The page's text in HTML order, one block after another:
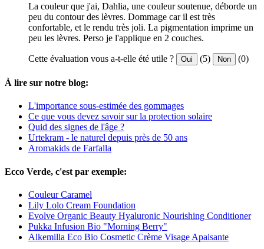
La couleur que j'ai, Dahlia, une couleur soutenue, déborde un
peu du contour des lèvres. Dommage car il est très
confortable, et le rendu très joli. La pigmentation imprime un
peu les lèvres. Perso je l'applique en 2 couches.
Cette évaluation vous a-t-elle été utile ? Oui (5) Non (0)
À lire sur notre blog:
L'importance sous-estimée des gommages
Ce que vous devez savoir sur la protection solaire
Quid des signes de l'âge ?
Urtekram - le naturel depuis près de 50 ans
Aromakids de Farfalla
Ecco Verde, c'est par exemple:
Couleur Caramel
Lily Lolo Cream Foundation
Evolve Organic Beauty Hyaluronic Nourishing Conditioner
Pukka Infusion Bio "Morning Berry"
Alkemilla Eco Bio Cosmetic Crème Visage Apaisante